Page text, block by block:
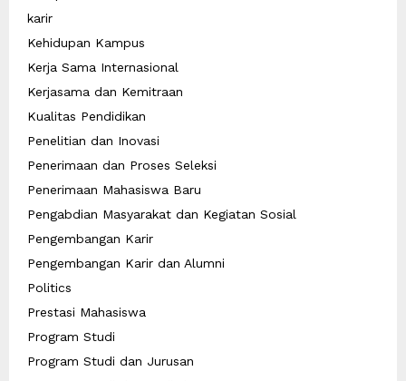
karir
Kehidupan Kampus
Kerja Sama Internasional
Kerjasama dan Kemitraan
Kualitas Pendidikan
Penelitian dan Inovasi
Penerimaan dan Proses Seleksi
Penerimaan Mahasiswa Baru
Pengabdian Masyarakat dan Kegiatan Sosial
Pengembangan Karir
Pengembangan Karir dan Alumni
Politics
Prestasi Mahasiswa
Program Studi
Program Studi dan Jurusan